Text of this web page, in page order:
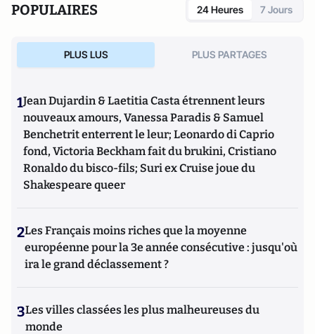
POPULAIRES 24 Heures 7 Jours
PLUS LUS PLUS PARTAGES
1Jean Dujardin & Laetitia Casta étrennent leurs
nouveaux amours, Vanessa Paradis & Samuel
Benchetrit enterrent le leur; Leonardo di Caprio
fond, Victoria Beckham fait du brukini, Cristiano
Ronaldo du bisco-fils; Suri ex Cruise joue du
Shakespeare queer
2Les Français moins riches que la moyenne
européenne pour la 3e année consécutive : jusqu'où
ira le grand déclassement ?
3Les villes classées les plus malheureuses du
monde